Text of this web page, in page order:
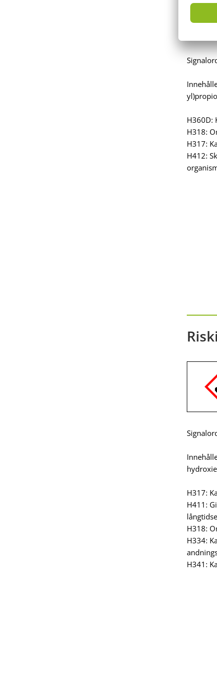
H360D:
H318:
H317:
H412:
H317:
H411:
H318:
H334:
H341: